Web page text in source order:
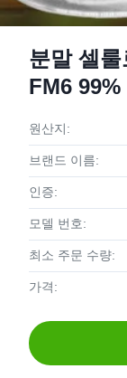
분말 셀
FM6
원산지:
브랜드 이름:
인증:
모델 번호:
최소 주문 수량:
가격: